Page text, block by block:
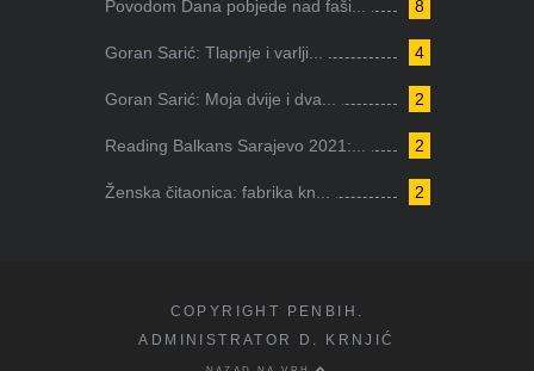
8
Povodom Dana pobjede nad faši...
4
Goran Sarić: Tlapnje i varlji...
2
Goran Sarić: Moja dvije i dva...
2
Reading Balkans Sarajevo 2021:...
2
Ženska čitaonica: fabrika kn...
COPYRIGHT PENBIH.
ADMINISTRATOR D. KRNJIĆ